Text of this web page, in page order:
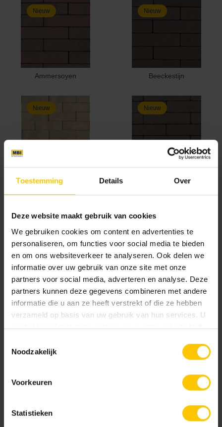
Toestemming Details Over
Deze website maakt gebruik van cookies
We gebruiken cookies om content en advertenties te
personaliseren, om functies voor social media te bieden
en om ons websiteverkeer te analyseren. Ook delen we
informatie over uw gebruik van onze site met onze
partners voor social media, adverteren en analyse. Deze
partners kunnen deze gegevens combineren met andere
informatie die u aan ze heeft verstrekt of die ze hebben
verzameld op basis van uw gebruik van hun services. U
gaat akkoord met onze cookies als u onze website blijft
Noodzakelijk
Voorkeuren
Statistieken
Nieuw
Ammersoyen
Nieuw
Beeckestijn
Nieuw Nieuw
Loevestein Rhodenrijs
Nieuw Nieuw